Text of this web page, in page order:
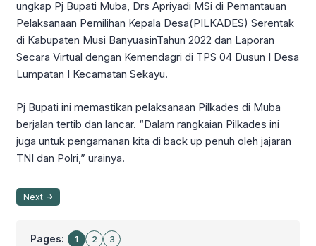
ungkap Pj Bupati Muba, Drs Apriyadi MSi di Pemantauan
Pelaksanaan Pemilihan Kepala Desa(PILKADES) Serentak
di Kabupaten Musi BanyuasinTahun 2022 dan Laporan
Secara Virtual dengan Kemendagri di TPS 04 Dusun I Desa
Lumpatan I Kecamatan Sekayu.
Pj Bupati ini memastikan pelaksanaan Pilkades di Muba
berjalan tertib dan lancar. “Dalam rangkaian Pilkades ini
juga untuk pengamanan kita di back up penuh oleh jajaran
TNI dan Polri,” urainya.
Next
Pages: 1 2 3